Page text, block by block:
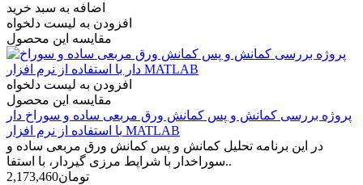
اضافه به سبد خرید
افزودن به لیست دلخواه
مقایسه این محصول
افزودن به لیست دلخواه
مقایسه این محصول
پروژه بررسی کمانش و پس کمانش ورق مربعی ساده و سوراخ دار
با استفاده از نرم افزار MATLAB
در این برنامه تحلیل کمانش و پس ­کمانش ورق مربعی ساده و
سوراخ­دار با شرایط مرزی گیردار، با استفا..
2,173,460تومان